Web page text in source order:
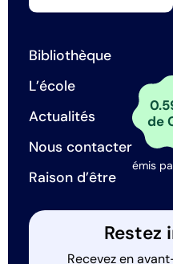
Bibliothèque
L’école
Actualités
Nous contacter
Raison d’être
de
émis
Restez
Recevez en